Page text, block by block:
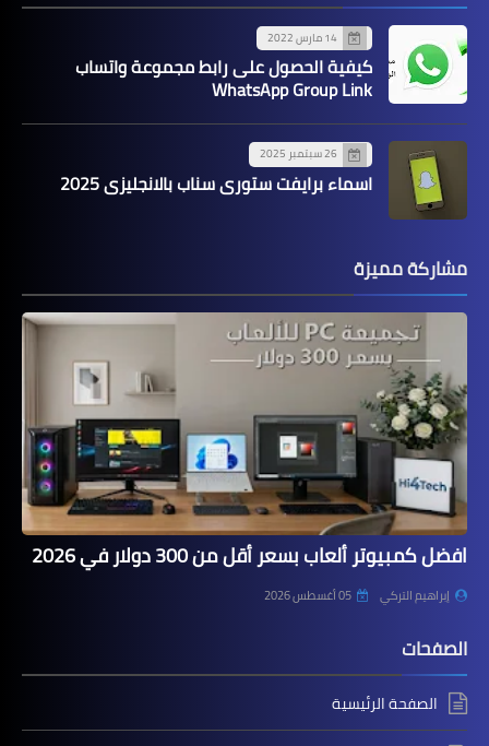
14 مارس 2022
كيفية الحصول على رابط مجموعة واتساب
WhatsApp Group Link
26 سبتمبر 2025
اسماء برايفت ستوري سناب بالانجليزي 2025
مشاركة مميزة
افضل كمبيوتر ألعاب بسعر أقل من 300 دولار في 2026
إبراهيم التركي 05 أغسطس 2026
الصفحات
الصفحة الرئيسية